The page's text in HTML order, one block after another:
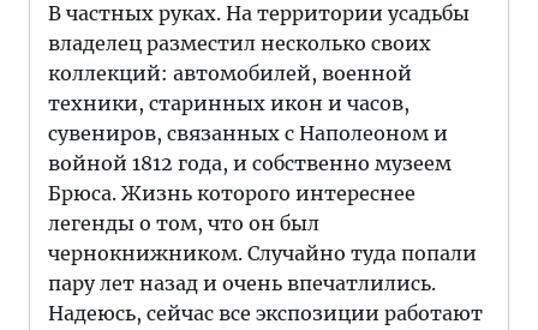
В частных руках. На территории усадьбы
владелец разместил несколько своих
коллекций: автомобилей, военной
техники, старинных икон и часов,
сувениров, связанных с Наполеоном и
войной 1812 года, и собственно музеем
Брюса. Жизнь которого интереснее
легенды о том, что он был
чернокнижником. Случайно туда попали
пару лет назад и очень впечатлились.
Надеюсь, сейчас все экспозиции работают